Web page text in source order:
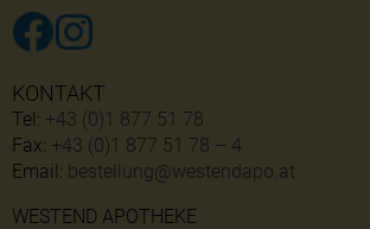
KONTAKT
Tel: +43 (0)1 877 51 78
Fax: +43 (0)1 877 51 78 – 4
Email: bestellung@westendapo.at
WESTEND APOTHEKE